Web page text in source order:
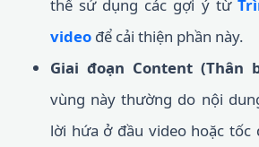
thể sử dụng các gợi ý từ
video để cải thiện phần này.
Giai đoạn Content (Thân
vùng này thường do nội
lời hứa ở đầu video hoặc tốc